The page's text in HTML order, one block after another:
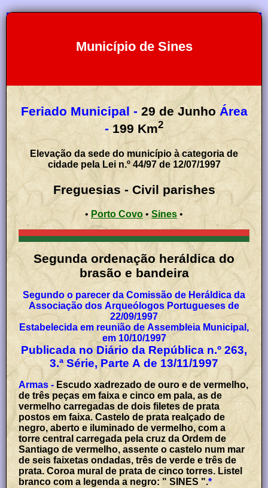
Município de Sines
Feriado Municipal - 29 de Junho Área
- 199 Km2
Elevação da sede do município à categoria de
cidade pela Lei n.º 44/97 de 12/07/1997
Freguesias - Civil parishes
• Porto Covo •Sines •
Segunda ordenação heráldica do
brasão e bandeira
Segundo o parecer da Comissão de Heráldica da
Associação dos Arqueólogos Portugueses de
22/09/1997
Estabelecida em reunião de Assembleia Municipal,
em 10/10/1997
Publicada no Diário da República n.º 263,
3.ª Série, Parte A de 13/11/1997
Armas - Escudo xadrezado de ouro e de vermelho,
de três peças em faixa e cinco em pala, as de
vermelho carregadas de dois filetes de prata
postos em faixa. Castelo de prata realçado de
negro, aberto e iluminado de vermelho, com a
torre central carregada pela cruz da Ordem de
Santiago de vermelho, assente o castelo num mar
de seis faixetas ondadas, três de verde e três de
prata. Coroa mural de prata de cinco torres. Listel
branco com a legenda a negro: " SINES ".*